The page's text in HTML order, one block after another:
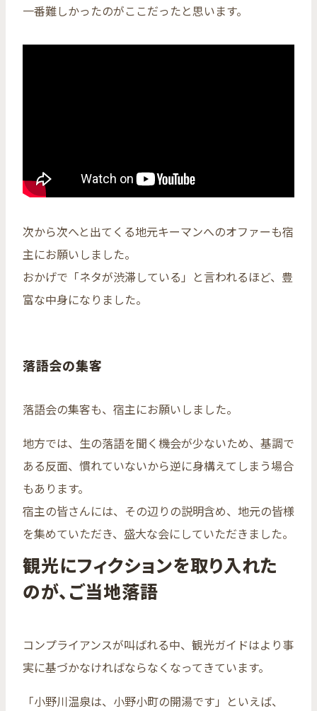
一番難しかったのがここだったと思います。
次から次へと出てくる地元キーマンへのオファーも宿
主にお願いしました。
おかげで「ネタが渋滞している」と言われるほど、豊
富な中身になりました。
落語会の集客
落語会の集客も、宿主にお願いしました。
地方では、生の落語を聞く機会が少ないため、基調で
ある反面、慣れていないから逆に身構えてしまう場合
もあります。
宿主の皆さんには、その辺りの説明含め、地元の皆様
を集めていただき、盛大な会にしていただきました。
観光にフィクションを取り入れた
のが、ご当地落語
コンプライアンスが叫ばれる中、観光ガイドはより事
実に基づかなければならなくなってきています。
「小野川温泉は、小野小町の開湯です」といえば、